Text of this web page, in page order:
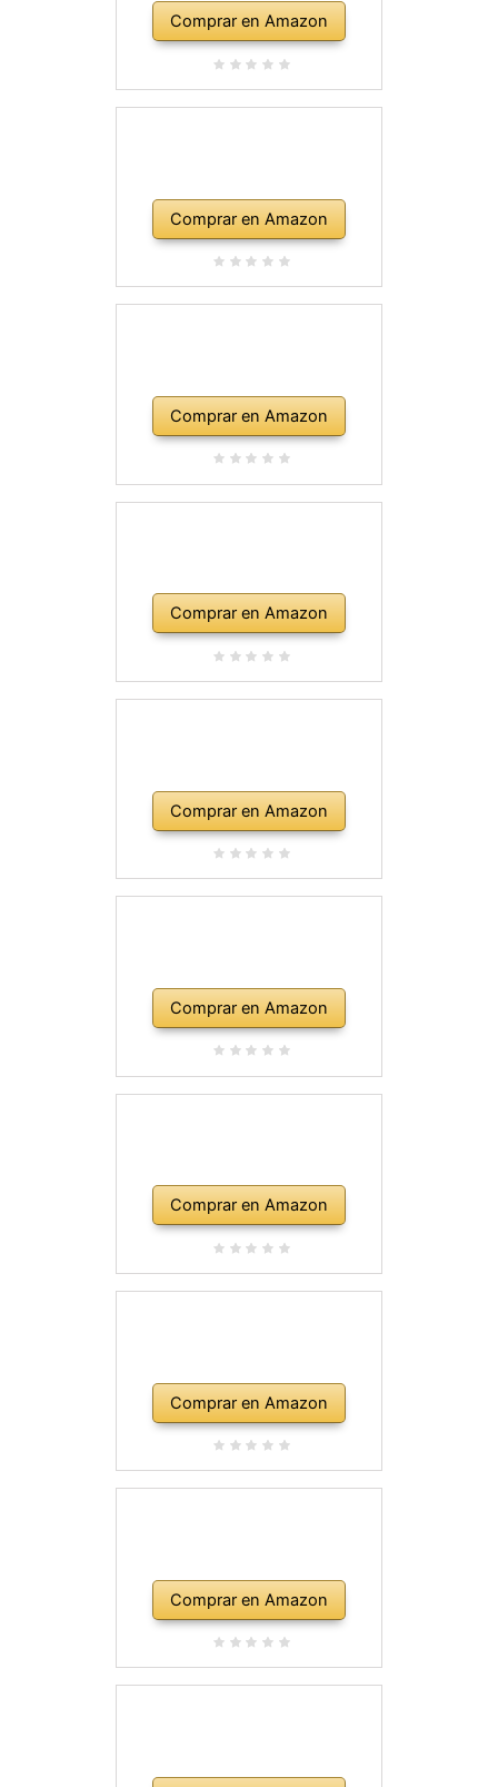
Comprar en Amazon
Comprar en Amazon
Comprar en Amazon
Comprar en Amazon
Comprar en Amazon
Comprar en Amazon
Comprar en Amazon
Comprar en Amazon
Comprar en Amazon